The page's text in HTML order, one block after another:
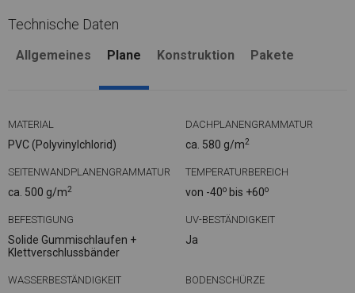
Technische Daten
Allgemeines Plane Konstruktion Pakete
MATERIAL
PVC (Polyvinylchlorid)
DACHPLANENGRAMMATUR
ca. 580 g/m2
SEITENWANDPLANENGRAMMATUR
ca. 500 g/m2
TEMPERATURBEREICH
von -40o bis +60o
BEFESTIGUNG
Solide Gummischlaufen +
Klettverschlussbänder
UV-BESTÄNDIGKEIT
Ja
WASSERBESTÄNDIGKEIT BODENSCHÜRZE